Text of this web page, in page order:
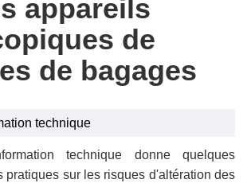
appareils
de
de bagages
technique
technique donne quelques
pratiques sur les risques d'altération des